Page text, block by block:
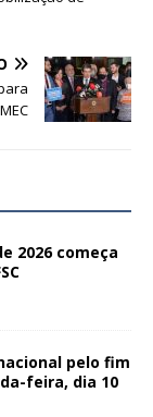
2026 começa
pelo fim
feira, dia 10